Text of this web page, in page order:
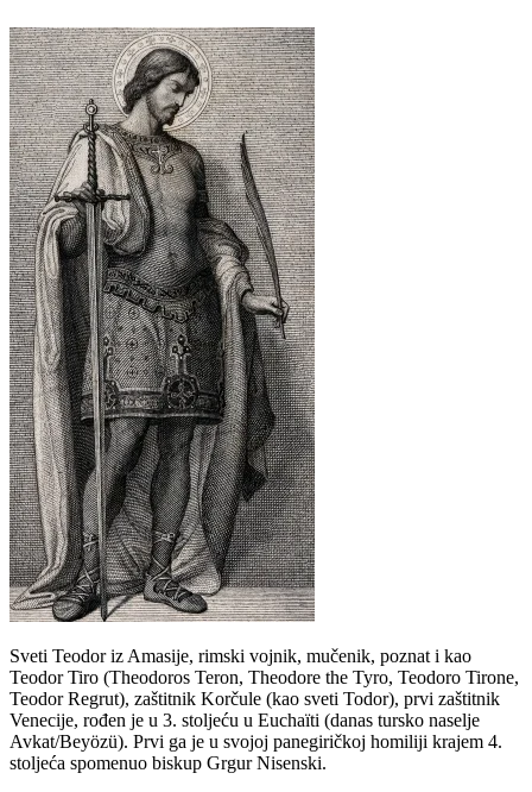
Sveti Teodor iz Amasije, rimski vojnik, mučenik, poznat i kao
Teodor Tiro (Theodoros Teron, Theodore the Tyro, Teodoro Tirone,
Teodor Regrut), zaštitnik Korčule (kao sveti Todor), prvi zaštitnik
Venecije, rođen je u 3. stoljeću u Euchaïti (danas tursko naselje
Avkat/Beyözü). Prvi ga je u svojoj panegiričkoj homiliji krajem 4.
stoljeća spomenuo biskup Grgur Nisenski.